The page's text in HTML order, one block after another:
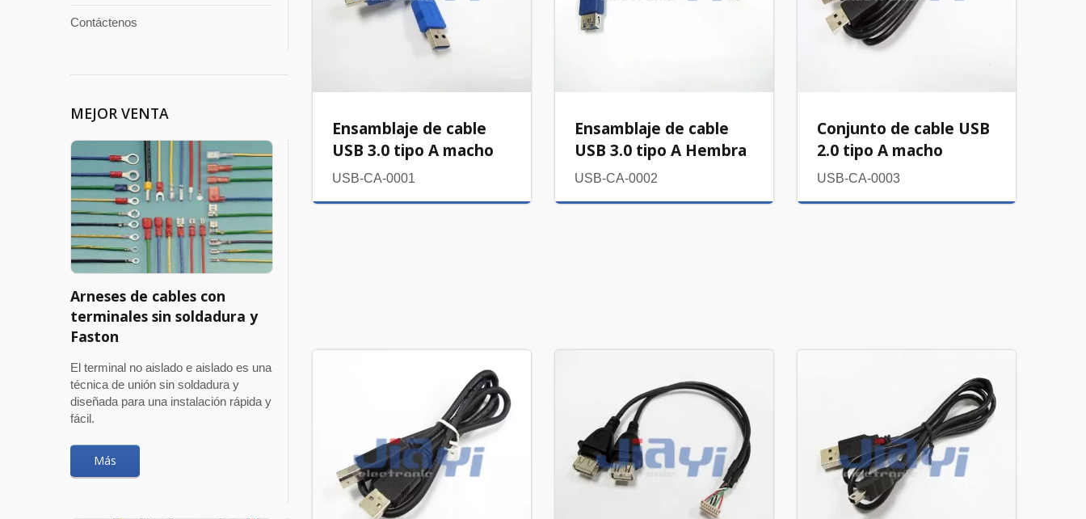
Contáctenos
MEJOR VENTA
Arneses de cables con
terminales sin soldadura y
Faston
El terminal no aislado e aislado es una
técnica de unión sin soldadura y
diseñada para una instalación rápida y
fácil.
Más
Ensamblaje de cable
USB 3.0 tipo A macho
USB-CA-0001
Ensamblaje de cable
USB 3.0 tipo A Hembra
USB-CA-0002
Conjunto de cable USB
2.0 tipo A macho
USB-CA-0003